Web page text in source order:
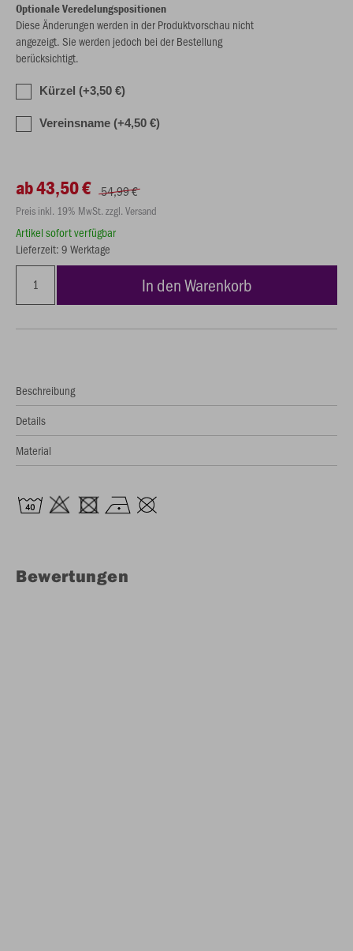
Optionale Veredelungspositionen
Diese Änderungen werden in der Produktvorschau nicht
angezeigt. Sie werden jedoch bei der Bestellung
berücksichtigt.
Kürzel (+3,50 €)
Vereinsname (+4,50 €)
ab 43,50 € 54,99 €
Preis inkl. 19% MwSt. zzgl. Versand
Artikel sofort verfügbar
Lieferzeit: 9 Werktage
In den Warenkorb
Beschreibung
Details
Material
Bewertungen